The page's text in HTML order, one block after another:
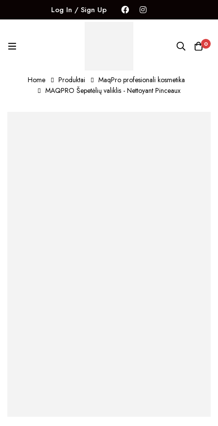
Log In / Sign Up
0
Home Produktai
MaqPro profesionali kosmetika
MAQPRO Šepetėlių valiklis - Nettoyant Pinceaux